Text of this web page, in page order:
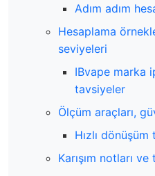
Adım adım
Hesaplama
seviyeleri
IBvape marka
tavsiyeler
Ölçüm araçları,
Hızlı
Karışım notları